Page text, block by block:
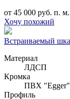
от 45 000 руб. п. м.
Хочу похожий
Встраиваемый
Материал
ЛДСП
Кромка
ПВХ "Egger"
Профиль